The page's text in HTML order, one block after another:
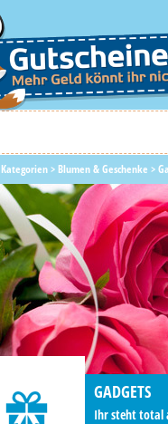
Kategorien>Blumen & Geschenke >
GADGETS
Ihr steht total